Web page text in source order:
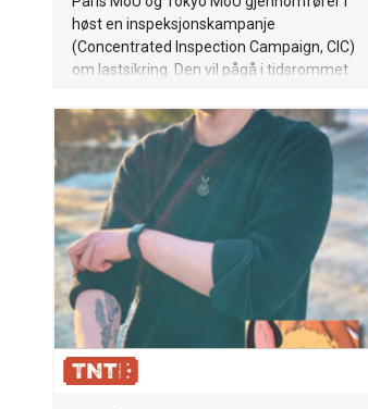
høst en inspeksjonskampanje
(Concentrated Inspection Campaign, CIC)
om lastsikring. Den vil pågå i tidsrommet